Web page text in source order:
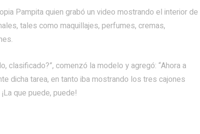
Pampita quien grabó un video mostrando el interior de
tales como maquillajes, perfumes, cremas,
clasificado?”, comenzó la modelo y agregó: “Ahora a
dicha tarea, en tanto iba mostrando los tres cajones
que puede, puede!